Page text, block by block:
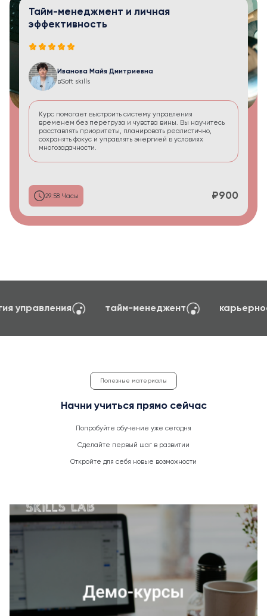
Тайм-менеджмент и личная
эффективность
Иванова Майя Дмитриевна
вSoft skills
Курс помогает выстроить систему управления
временем без перегруза и чувства вины. Вы научитесь
расставлять приоритеты, планировать реалистично,
сохранять фокус и управлять энергией в условиях
многозадачности.
29:58 Часы ₽900
создание сайтов на TILDA психология
Полезные материалы
Начни учиться прямо сейчас
Попробуйте обучение уже сегодня
Сделайте первый шаг в развитии
Откройте для себя новые возможности